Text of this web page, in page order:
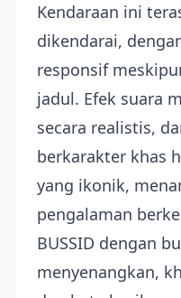
Kendaraan ini
dikendarai,
responsif
jadul. Efek suara
secara realistis,
berkarakter khas
yang ikonik,
pengalaman
BUSSID dengan
menyenangkan,